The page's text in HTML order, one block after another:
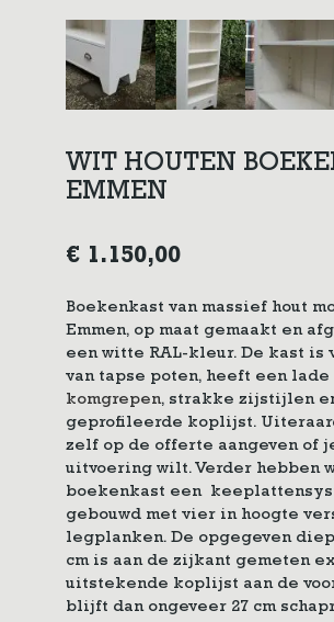
WIT HOUTEN
EMMEN
€ 1.150,00
Boekenkast van massief hout
Emmen, op maat gemaakt en
een witte RAL-kleur. De kast is
van tapse poten, heeft een lade
komgrepen, strakke zijstijlen
geprofileerde koplijst.
zelf op de offerte aangeven of
uitvoering wilt. Verder hebben
boekenkast een
gebouwd met vier in hoogte
legplanken. De opgegeven
cm is aan de zijkant gemeten
uitstekende koplijst aan de
blijft dan ongeveer 27 cm